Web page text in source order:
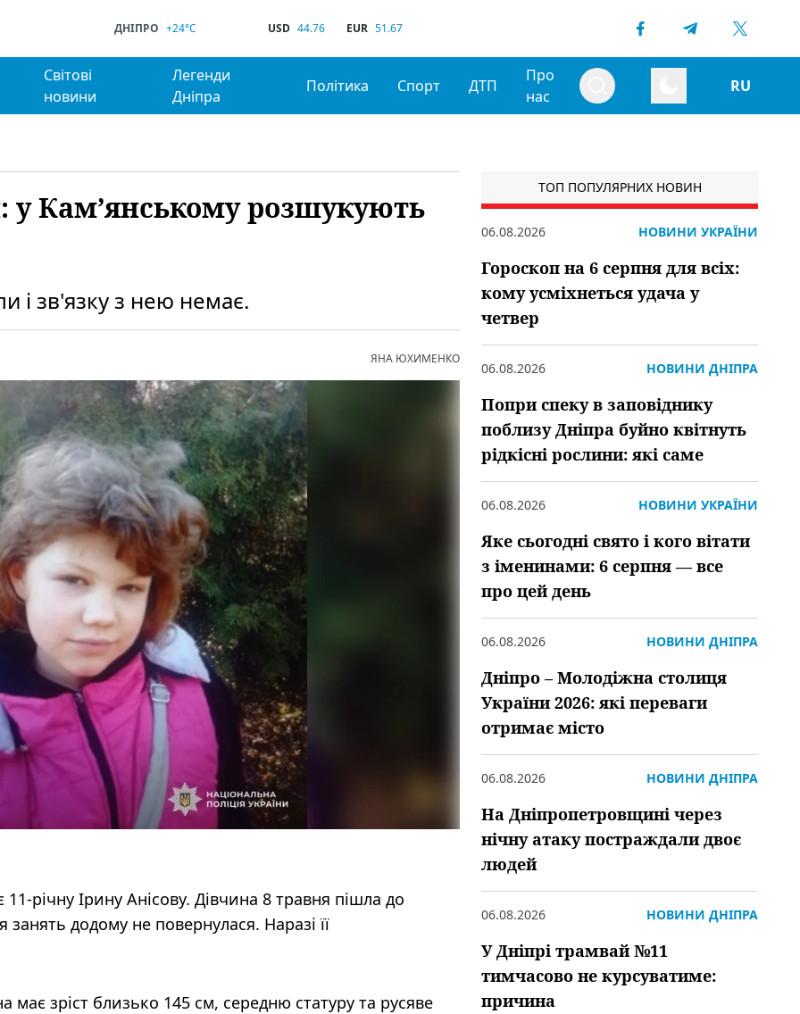
ДНІПРО +24°C USD 44.76 EUR 51.67
Світові
новини
Легенди
Дніпра
Політика Спорт ДТП
Про
нас
RU
у Кам’янському розшукують
і зв'язку з нею немає.
ЯНА ЮХИМЕНКО
річну Ірину Анісову. Дівчина 8 травня пішла до
занять додому не повернулася. Наразі її
має зріст близько 145 см, середню статуру та русяве
ТОП ПОПУЛЯРНИХ НОВИН
06.08.2026 НОВИНИ УКРАЇНИ
Гороскоп на 6 серпня для всіх:
кому усміхнеться удача у
четвер
06.08.2026 НОВИНИ ДНІПРА
Попри спеку в заповіднику
поблизу Дніпра буйно квітнуть
рідкісні рослини: які саме
06.08.2026 НОВИНИ УКРАЇНИ
Яке сьогодні свято і кого вітати
з іменинами: 6 серпня — все
про цей день
06.08.2026 НОВИНИ ДНІПРА
Дніпро – Молодіжна столиця
України 2026: які переваги
отримає місто
06.08.2026 НОВИНИ ДНІПРА
На Дніпропетровщині через
нічну атаку постраждали двоє
людей
06.08.2026 НОВИНИ ДНІПРА
У Дніпрі трамвай №11
тимчасово не курсуватиме:
причина